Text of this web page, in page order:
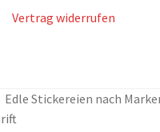
Vertrag widerrufen
Edle Stickereien nach